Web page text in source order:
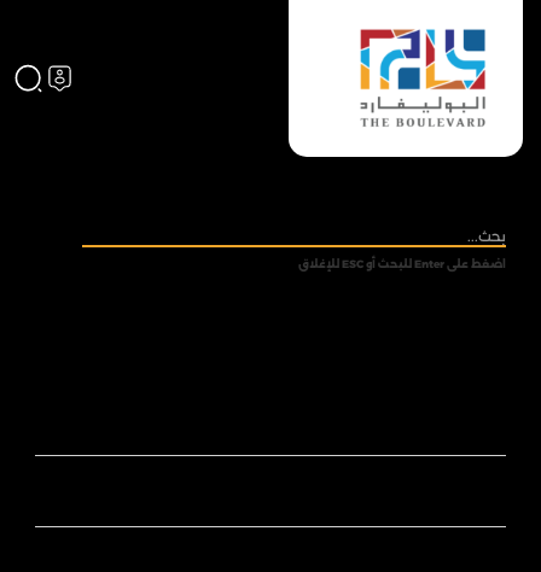
اضغط على Enter للبحث أو ESC للإغلاق